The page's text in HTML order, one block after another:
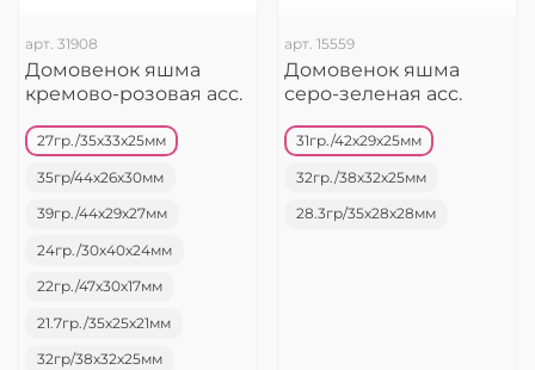
арт. 31908
Домовенок яшма
кремово-розовая асс.
27гр./35х33х25мм
35гр/44х26х30мм
39гр./44х29х27мм
24гр./30х40х24мм
22гр./47х30х17мм
21.7гр./35х25х21мм
32гр/38х32х25мм
арт. 15559
Домовенок яшма
серо-зеленая асс.
31гр./42х29х25мм
32гр./38х32х25мм
28.3гр/35х28х28мм